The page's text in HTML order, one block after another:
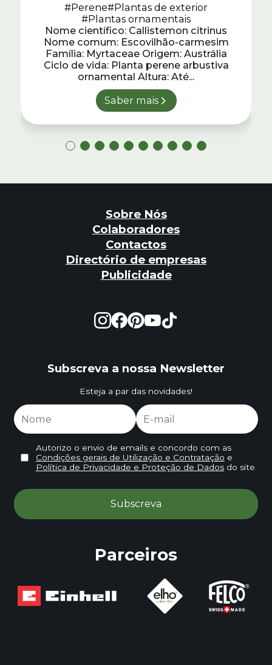
#Perene#Plantas de exterior
#Plantas ornamentais
Nome científico: Callistemon citrinus
Nome comum: Escovilhão-carmesim
Família: Myrtaceae Origem: Austrália
Ciclo de vida: Planta perene arbustiva
ornamental Altura: Até...
Saber mais
Sobre Nós
Colaboradores
Contactos
Directório de empresas
Publicidade
Subscreva a nossa Newsletter
Esteja a par das novidades!
Autorizo o envio de emails e concordo com as
Condições gerais de Utilização e Contratação e
Política de Privacidade e Proteção de Dadosdo site.
Parceiros